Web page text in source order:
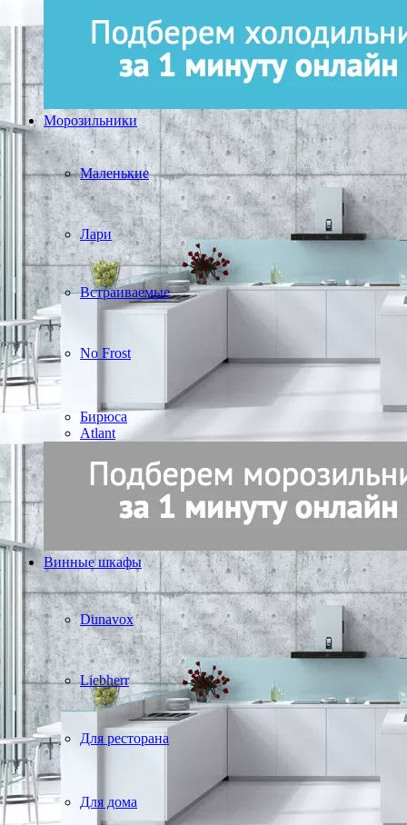
Морозильники
Маленькие
Лари
Встраиваемые
No Frost
Бирюса
Atlant
Винные шкафы
Dunavox
Liebherr
Для ресторана
Для дома